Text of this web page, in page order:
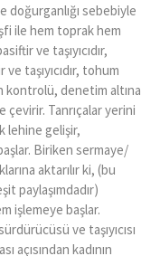
doğurganlığı sebebiyle
ile hem toprak hem
ve taşıyıcıdır,
taşıyıcıdır, tohum
kontrolü, denetim altına
çevirir. Tanrıçalar yerini
lehine gelişir,
Biriken sermaye/
aktarılır ki, (bu
paylaşımdadır)
işlemeye başlar.
ve taşıyıcısı
açısından kadının